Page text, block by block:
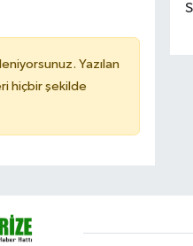
Yazılan
hiçbir şekilde